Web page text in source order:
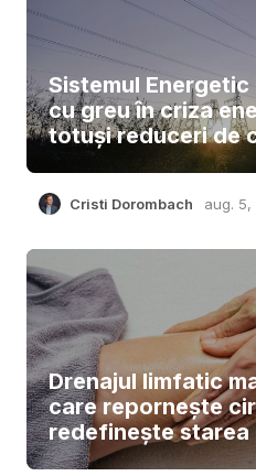
Sistemul
cu greu în criza
totuși reduceri de
Cristi Dorombach aug. 5,
Drenajul limfatic
care repornește
redefinește starea